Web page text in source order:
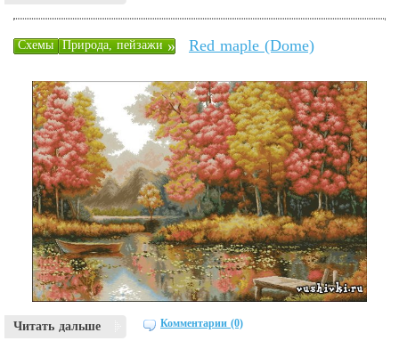
Схемы »
Природа, пейзажи Red maple (Dome)
Читать дальше Комментарии (0)